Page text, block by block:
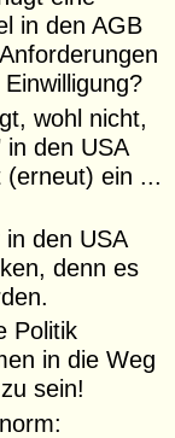
in den AGB
wohl nicht,
den USA
(erneut) ein ...
den USA
denn es
Politik
in die Weg
sein!